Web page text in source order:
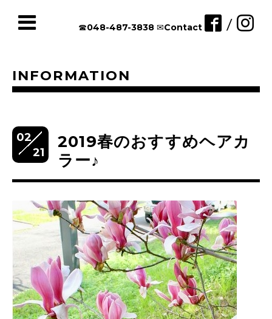
☎︎048-487-3838 ✉︎Contact /
INFORMATION
02
21
2019春のおすすめヘアカ
ラー♪